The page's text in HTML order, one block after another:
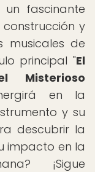
fascinante
y
musicales de
principal "El
Misterioso
en la
y su
descubrir la
impacto en la
¡Sigue